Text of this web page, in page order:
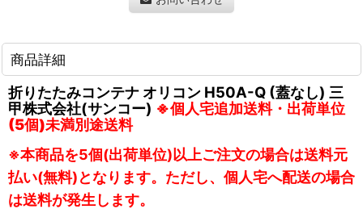
商品詳細
折りたたみコンテナ オリコン H50A-Q (蓋なし) 三
甲株式会社(サンコー) ※個人宅追加送料・出荷単位
(5個)未満別途送料
※本商品を5個(出荷単位)以上ご注文の場合は送料元
払い(無料)となります。ただし、個人宅へ配送の場合
は送料が発生します。